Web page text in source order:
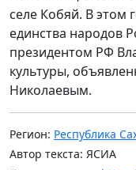
селе Кобяй. В этом
единства народов
президентом РФ
культуры,
Николаевым.
Регион: Республика
Автор текста: ЯСИА